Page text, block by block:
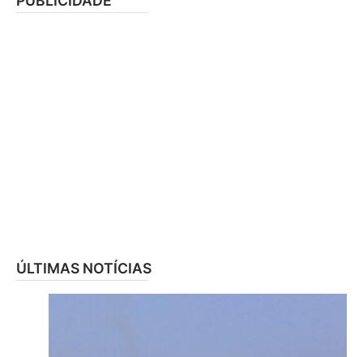
ÚLTIMAS NOTÍCIAS